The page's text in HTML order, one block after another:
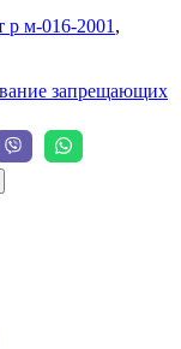
р м-016-2001 ,
запрещающих